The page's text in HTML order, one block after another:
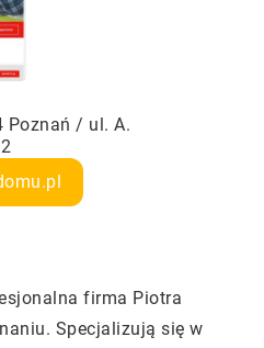
Poznań / ul. A.
firma Piotra
Specjalizują się w